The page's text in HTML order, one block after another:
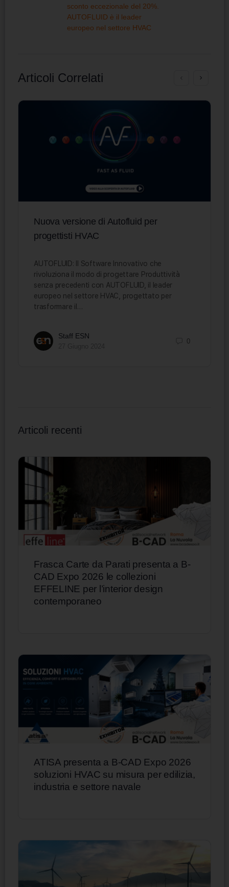
sconto eccezionale del 20%.
AUTOFLUID è il leader
europeo nel settore HVAC
Articoli Correlati
Nuova versione di Autofluid per
progettisti HVAC
AUTOFLUID: Il Software Innovativo che
rivoluziona il modo di progettare Produttività
senza precedenti con AUTOFLUID, il leader
europeo nel settore HVAC, progettato per
trasformare il…
Staff ESN
0
Articoli recenti
Frasca Carte da Parati presenta a B-
CAD Expo 2026 le collezioni
EFFELINE per l’interior design
contemporaneo
ATISA presenta a B-CAD Expo 2026
soluzioni HVAC su misura per edilizia,
industria e settore navale